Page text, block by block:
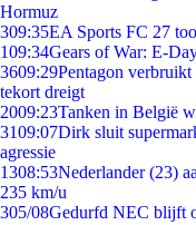
Hormuz
309:35EA Sports FC 27
109:34Gears of War: E-
3609:29Pentagon verbruikt
tekort dreigt
2009:23Tanken in België
3109:07Dirk sluit
agressie
1308:53Nederlander (23)
235 km/u
305/08Gedurfd NEC blijft